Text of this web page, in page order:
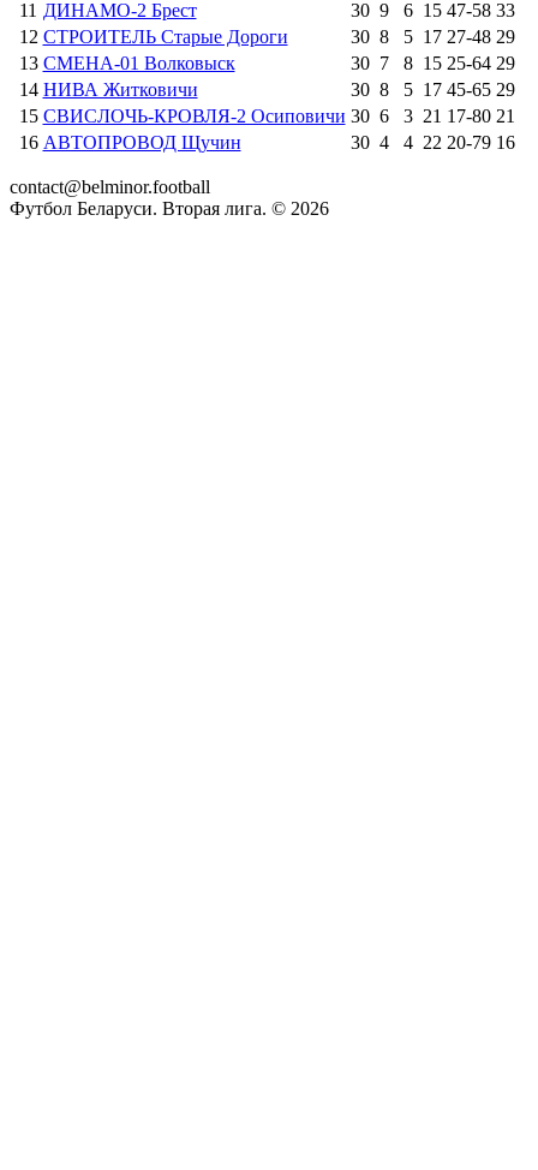
11 ДИНАМО-2 Брест 30 9 6 15 47-58 33
12 СТРОИТЕЛЬ Старые Дороги 30 8 5 17 27-48 29
13 СМЕНА-01 Волковыск 30 7 8 15 25-64 29
14 НИВА Житковичи 30 8 5 17 45-65 29
15 СВИСЛОЧЬ-КРОВЛЯ-2 Осиповичи 30 6 3 21 17-80 21
16 АВТОПРОВОД Щучин 30 4 4 22 20-79 16
contact@belminor.football
Футбол Беларуси. Вторая лига. © 2026